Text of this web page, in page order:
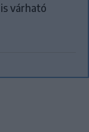
várható